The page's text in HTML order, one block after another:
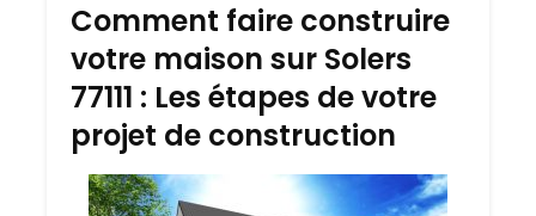
Comment faire construire
votre maison sur Solers
77111 : Les étapes de votre
projet de construction